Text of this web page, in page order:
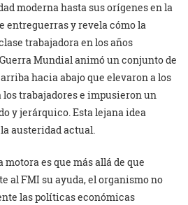
moderna hasta sus orígenes en la
entreguerras y revela cómo la
trabajadora en los años
Mundial animó un conjunto de
hacia abajo que elevaron a los
trabajadores e impusieron un
y jerárquico. Esta lejana idea
austeridad actual.
motora es que más allá de que
al FMI su ayuda, el organismo no
las políticas económicas